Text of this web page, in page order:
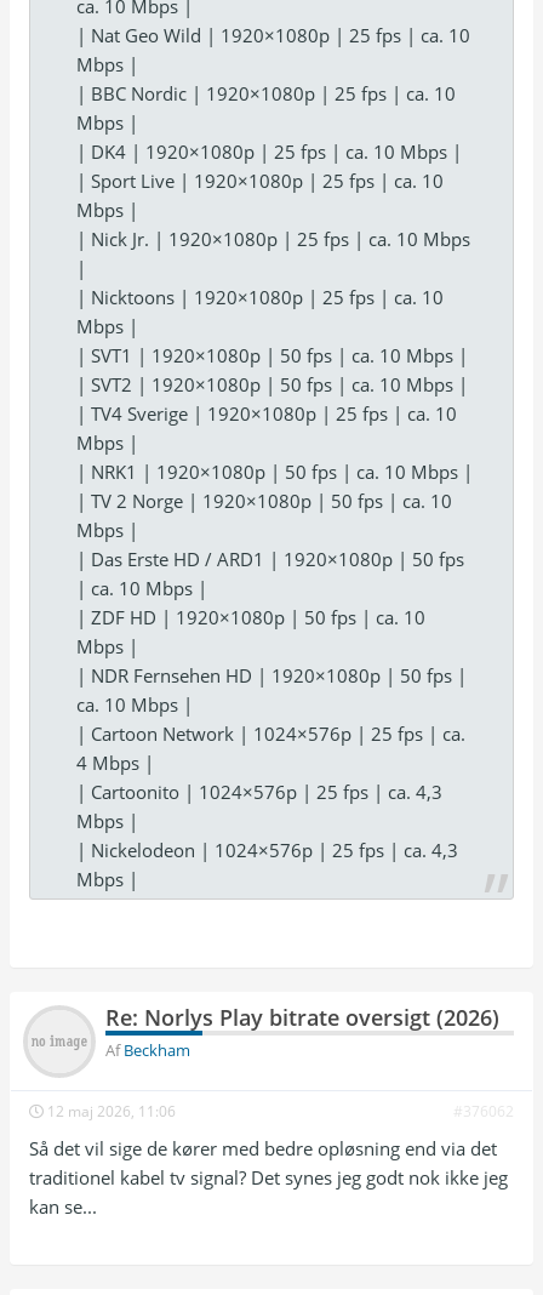
ca. 10 Mbps |
| Nat Geo Wild | 1920×1080p | 25 fps | ca. 10
Mbps |
| BBC Nordic | 1920×1080p | 25 fps | ca. 10
Mbps |
| DK4 | 1920×1080p | 25 fps | ca. 10 Mbps |
| Sport Live | 1920×1080p | 25 fps | ca. 10
Mbps |
| Nick Jr. | 1920×1080p | 25 fps | ca. 10 Mbps
|
| Nicktoons | 1920×1080p | 25 fps | ca. 10
Mbps |
| SVT1 | 1920×1080p | 50 fps | ca. 10 Mbps |
| SVT2 | 1920×1080p | 50 fps | ca. 10 Mbps |
| TV4 Sverige | 1920×1080p | 25 fps | ca. 10
Mbps |
| NRK1 | 1920×1080p | 50 fps | ca. 10 Mbps |
| TV 2 Norge | 1920×1080p | 50 fps | ca. 10
Mbps |
| Das Erste HD / ARD1 | 1920×1080p | 50 fps
| ca. 10 Mbps |
| ZDF HD | 1920×1080p | 50 fps | ca. 10
Mbps |
| NDR Fernsehen HD | 1920×1080p | 50 fps |
ca. 10 Mbps |
| Cartoon Network | 1024×576p | 25 fps | ca.
4 Mbps |
| Cartoonito | 1024×576p | 25 fps | ca. 4,3
Mbps |
| Nickelodeon | 1024×576p | 25 fps | ca. 4,3
Mbps |
Re: Norlys Play bitrate oversigt (2026)
AfBeckham
12 maj 2026, 11:06 #376062
Så det vil sige de kører med bedre opløsning end via det
traditionel kabel tv signal? Det synes jeg godt nok ikke jeg
kan se...